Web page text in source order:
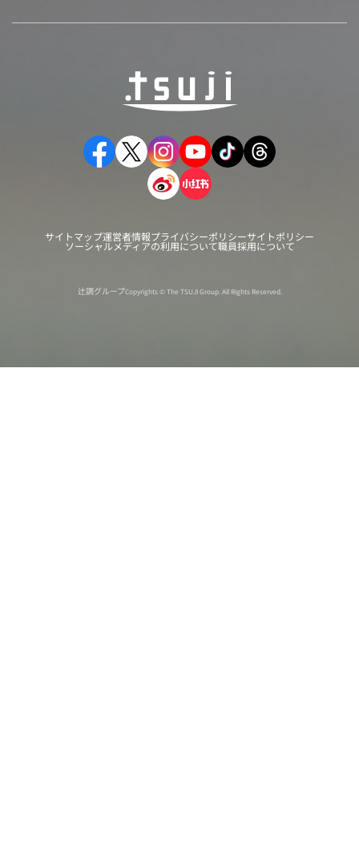
サイトマップ運営者情報プライバシーポリシーサイトポリシー
ソーシャルメディアの利用について職員採用について
辻調グループCopyrights © The TSUJI Group. All Rights Reserved.